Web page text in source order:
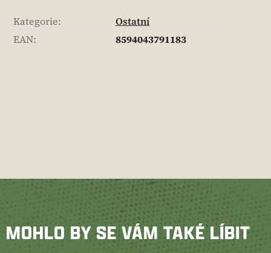
Kategorie:
Ostatní
EAN: 8594043791183
MOHLO BY SE VÁM TAKÉ LÍBIT